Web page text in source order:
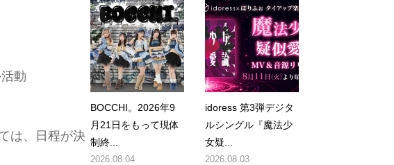
動
は、日程が決
BOCCHI。2026年9
月21日をもって現体
制終...
2026.08.04
idoress 第3弾デジタ
ルシングル『魔法少
女疑...
2026.08.03